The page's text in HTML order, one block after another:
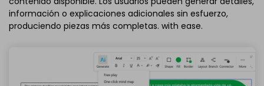
información o explicaciones adicionales sin esfuerzo,
produciendo piezas más completas. with ease.